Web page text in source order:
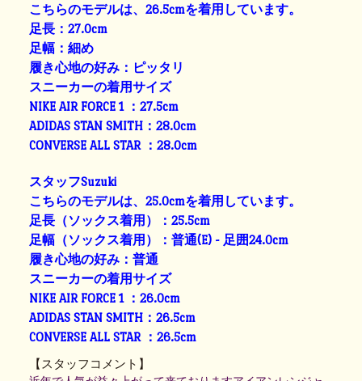
こちらのモデルは、26.5cmを着用しています。
足長：27.0cm
足幅：細め
履き心地の好み：ピッタリ
スニーカーの着用サイズ
NIKE AIR FORCE 1 ：27.5cm
ADIDAS STAN SMITH：28.0cm
CONVERSE ALL STAR ：28.0cm
スタッフSuzuki
こちらのモデルは、25.0cmを着用しています。
足長（ソックス着用）：25.5cm
足幅（ソックス着用）：普通(E) - 足囲24.0cm
履き心地の好み：普通
スニーカーの着用サイズ
NIKE AIR FORCE 1 ：26.0cm
ADIDAS STAN SMITH：26.5cm
CONVERSE ALL STAR ：26.5cm
【スタッフコメント】